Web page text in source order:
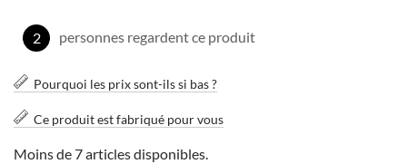
2 personnes regardent ce produit
Pourquoi les prix sont-ils si bas ?
Ce produit est fabriqué pour vous
Moins de 7 articles disponibles.